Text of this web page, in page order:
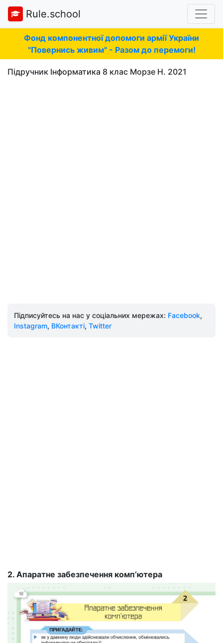
Rule.school
Фонд компонентної допомоги армії України
"Повернись живим" - Разом до перемоги!
Підручник Інформатика 8 клас Морзе Н. 2021
Підписуйтесь на нас у соціальних мережах: Facebook,
Instagram, ВКонтакті, Twitter
2. Апаратне забезпечення комп’ютера